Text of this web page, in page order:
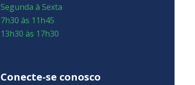
Segunda à Sexta
7h30 às 11h45
13h30 às 17h30
Conecte-se conosco